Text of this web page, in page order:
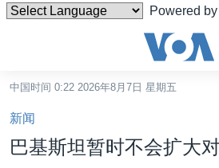
Powered by
碍
链
接
跳
中国时间 0:22 2026年8月7日 星期五
新闻
巴基斯坦暂时不会扩大